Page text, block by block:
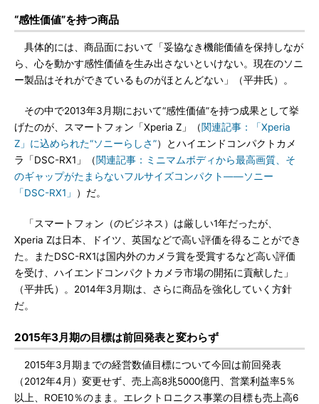
“感性価値”を持つ商品
具体的には、商品面において「妥協なき機能価値を保持しなが
ら、心を動かす感性価値を生み出さないといけない。現在のソニ
ー製品はそれができているものがほとんどない」（平井氏）。
その中で2013年3月期において“感性価値”を持つ成果として挙
げたのが、スマートフォン「Xperia Z」（関連記事：「Xperia
Z」に込められた“ソニーらしさ”）とハイエンドコンパクトカメ
ラ「DSC-RX1」（関連記事：ミニマムボディから最高画質、そ
のギャップがたまらないフルサイズコンパクト――ソニー
「DSC-RX1」
）だ。
「スマートフォン（のビジネス）は厳しい1年だったが、
Xperia Zは日本、ドイツ、英国などで高い評価を得ることができ
た。またDSC-RX1は国内外のカメラ賞を受賞するなど高い評価
を受け、ハイエンドコンパクトカメラ市場の開拓に貢献した」
（平井氏）。2014年3月期は、さらに商品を強化していく方針
だ。
2015年3月期の目標は前回発表と変わらず
2015年3月期までの経営数値目標について今回は前回発表
（2012年4月）変更せず、売上高8兆5000億円、営業利益率5％
以上、ROE10％のまま。エレクトロニクス事業の目標も売上高6